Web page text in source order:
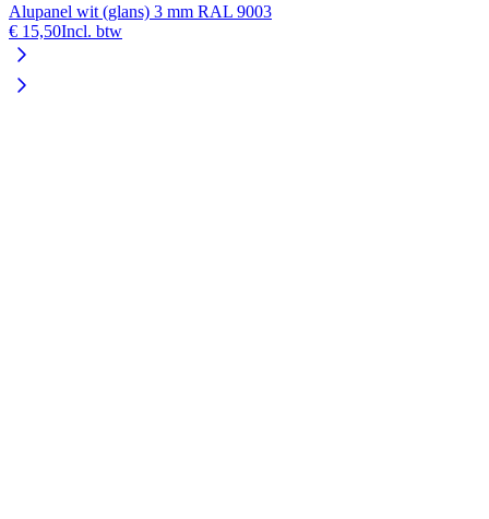
Alupanel wit (glans) 3 mm RAL 9003
€ 15,50Incl. btw